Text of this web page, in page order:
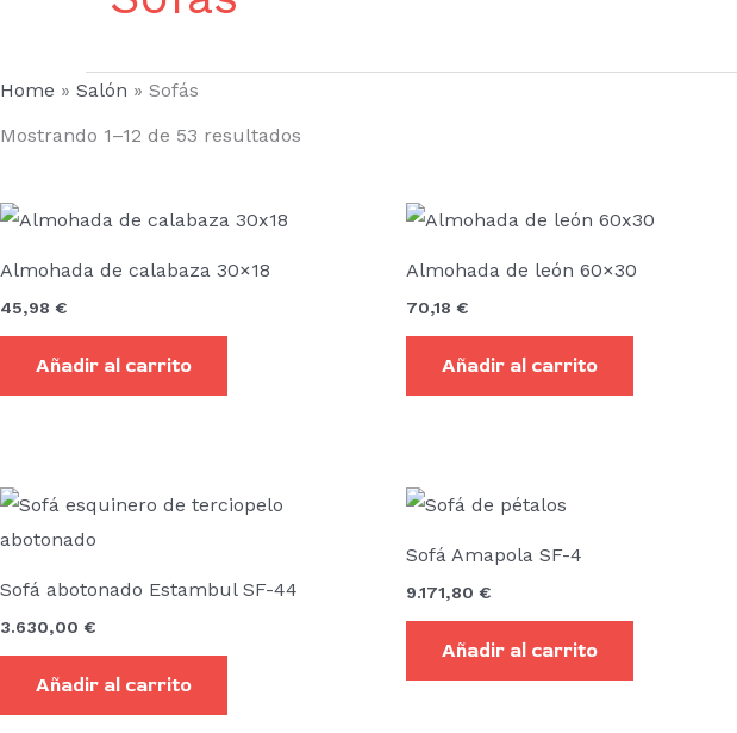
Home » Salón » Sofás
Mostrando 1–12 de 53 resultados
Almohada de calabaza 30×18
45,98 €
Añadir al carrito
Almohada de león 60×30
70,18 €
Añadir al carrito
Sofá abotonado Estambul SF-44
3.630,00 €
Añadir al carrito
Sofá Amapola SF-4
9.171,80 €
Añadir al carrito